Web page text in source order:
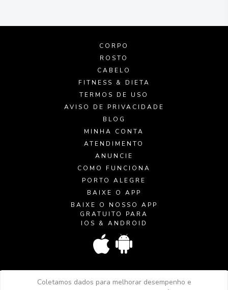
CORPO
ROSTO
CABELO
FITNESS & DIETA
TERMOS DE USO
AVISO DE PRIVACIDADE
BLOG
MINHA CONTA
ATENDIMENTO
ANUNCIE
COMO FUNCIONA
PORTO ALEGRE
BAIXE O APP
BAIXE O NOSSO APP
GRATUITO PARA
IOS & ANDROID
Coletamos dados para melhorar desempenho e